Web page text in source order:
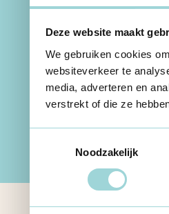
Deze website maakt
We gebruiken cookies
websiteverkeer te
media, adverteren en
verstrekt of die ze
Noodzakelijk